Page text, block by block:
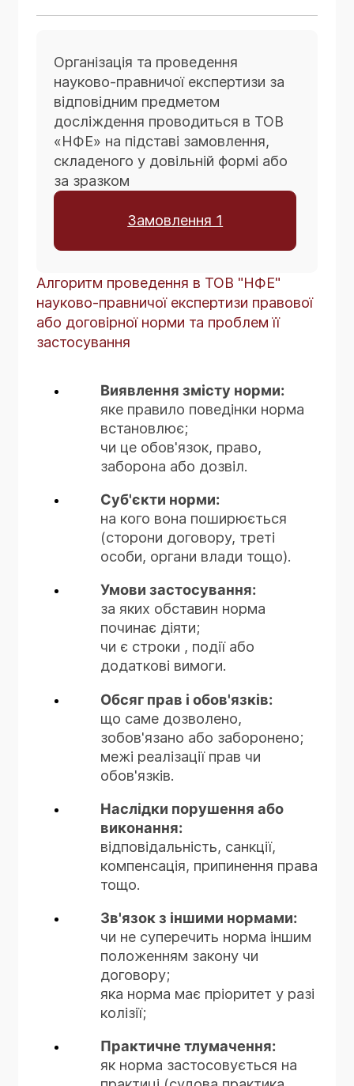
Організація та проведення
науково-правничої експертизи за
відповідним предметом
досліждення проводиться в ТОВ
«НФЕ» на підставі замовлення,
складеного у довільній формі або
за зразком
Замовлення 1
Алгоритм проведення в ТОВ "НФЕ"
науково-правничої експертизи правової
або договірної норми та проблем її
застосування
Виявлення змісту норми:
яке правило поведінки норма
встановлює;
чи це обов'язок, право,
заборона або дозвіл.
Суб'єкти норми:
на кого вона поширюється
(сторони договору, треті
особи, органи влади тощо).
Умови застосування:
за яких обставин норма
починає діяти;
чи є строки , події або
додаткові вимоги.
Обсяг прав і обов'язків:
що саме дозволено,
зобов'язано або заборонено;
межі реалізації прав чи
обов'язків.
Наслідки порушення або
виконання:
відповідальність, санкції,
компенсація, припинення права
тощо.
Зв'язок з іншими нормами:
чи не суперечить норма іншим
положенням закону чи
договору;
яка норма має пріоритет у разі
колізії;
Практичне тлумачення:
як норма застосовується на